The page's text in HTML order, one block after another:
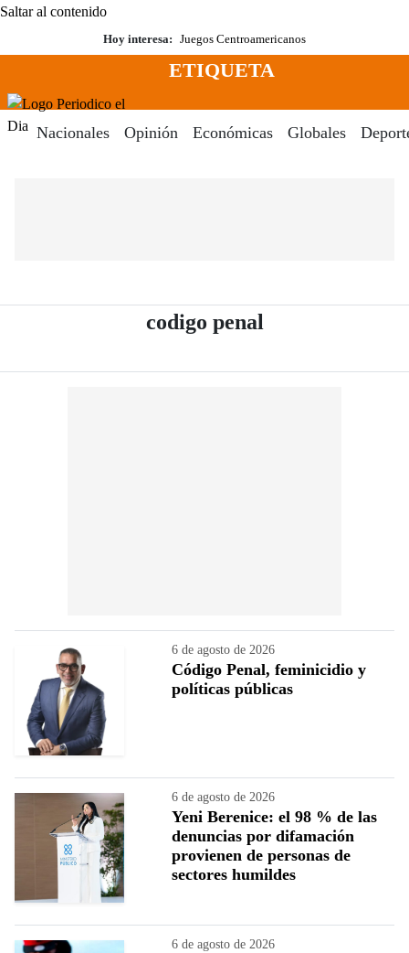
Saltar al contenido
Hoy interesa: Juegos Centroamericanos
Menú
ETIQUETA
Nacionales Opinión Económicas Globales
codigo penal
6 de agosto de 2026
Código Penal, feminicidio y
políticas públicas
6 de agosto de 2026
Yeni Berenice: el 98 % de las
denuncias por difamación
provienen de personas de
sectores humildes
6 de agosto de 2026